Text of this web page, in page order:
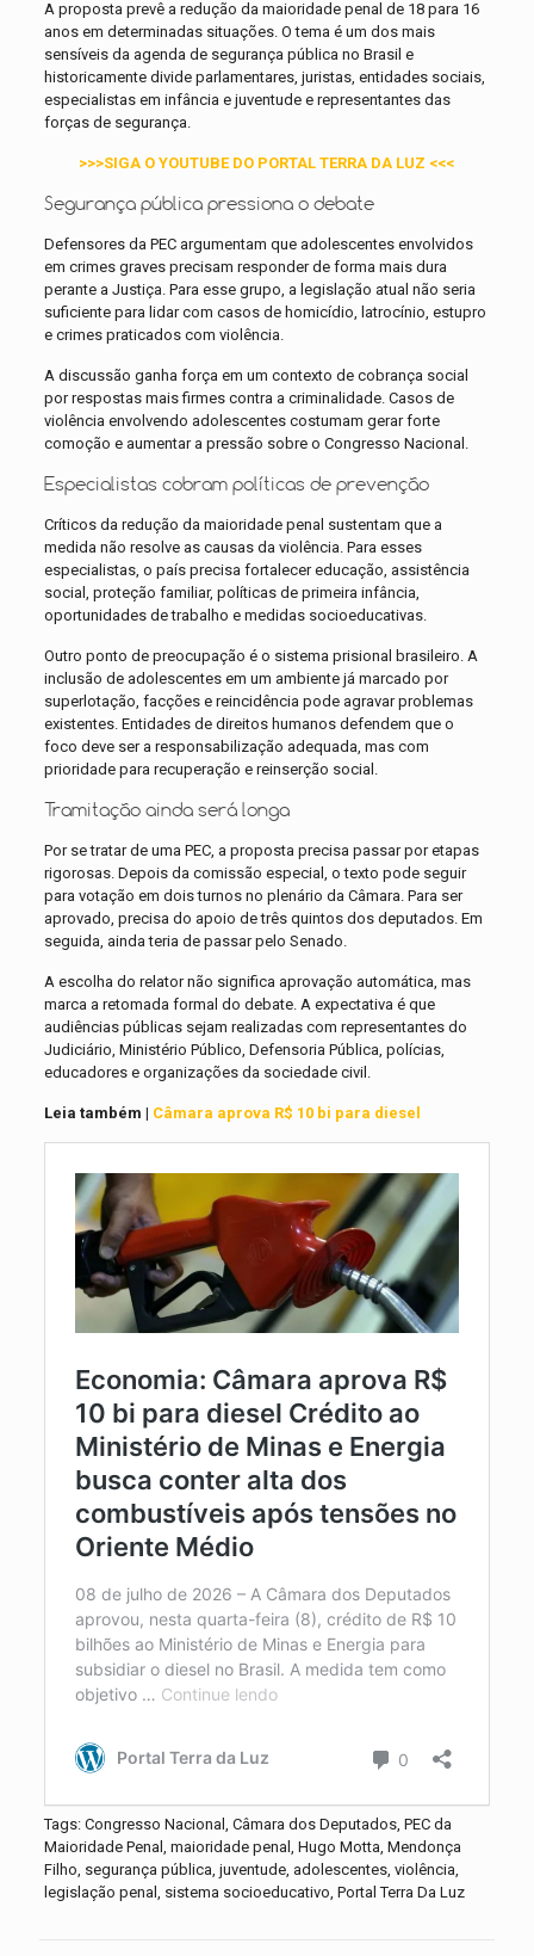
A proposta prevê a redução da maioridade penal de 18 para 16
anos em determinadas situações. O tema é um dos mais
sensíveis da agenda de segurança pública no Brasil e
historicamente divide parlamentares, juristas, entidades sociais,
especialistas em infância e juventude e representantes das
forças de segurança.
>>>SIGA O YOUTUBE DO PORTAL TERRA DA LUZ <<<
Segurança pública pressiona o debate
Defensores da PEC argumentam que adolescentes envolvidos
em crimes graves precisam responder de forma mais dura
perante a Justiça. Para esse grupo, a legislação atual não seria
suficiente para lidar com casos de homicídio, latrocínio, estupro
e crimes praticados com violência.
A discussão ganha força em um contexto de cobrança social
por respostas mais firmes contra a criminalidade. Casos de
violência envolvendo adolescentes costumam gerar forte
comoção e aumentar a pressão sobre o Congresso Nacional.
Especialistas cobram políticas de prevenção
Críticos da redução da maioridade penal sustentam que a
medida não resolve as causas da violência. Para esses
especialistas, o país precisa fortalecer educação, assistência
social, proteção familiar, políticas de primeira infância,
oportunidades de trabalho e medidas socioeducativas.
Outro ponto de preocupação é o sistema prisional brasileiro. A
inclusão de adolescentes em um ambiente já marcado por
superlotação, facções e reincidência pode agravar problemas
existentes. Entidades de direitos humanos defendem que o
foco deve ser a responsabilização adequada, mas com
prioridade para recuperação e reinserção social.
Tramitação ainda será longa
Por se tratar de uma PEC, a proposta precisa passar por etapas
rigorosas. Depois da comissão especial, o texto pode seguir
para votação em dois turnos no plenário da Câmara. Para ser
aprovado, precisa do apoio de três quintos dos deputados. Em
seguida, ainda teria de passar pelo Senado.
A escolha do relator não significa aprovação automática, mas
marca a retomada formal do debate. A expectativa é que
audiências públicas sejam realizadas com representantes do
Judiciário, Ministério Público, Defensoria Pública, polícias,
educadores e organizações da sociedade civil.
Leia também | Câmara aprova R$ 10 bi para diesel
Tags: Congresso Nacional, Câmara dos Deputados, PEC da
Maioridade Penal, maioridade penal, Hugo Motta, Mendonça
Filho, segurança pública, juventude, adolescentes, violência,
legislação penal, sistema socioeducativo, Portal Terra Da Luz